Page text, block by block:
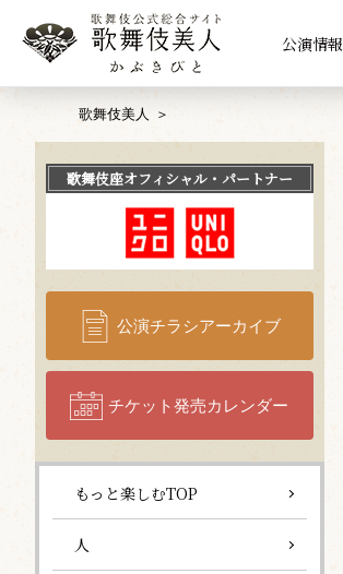
公演情報
歌舞伎美人
歌舞伎座オフィシャル・パートナー
公演チラシアーカイブ
チケット発売カレンダー
もっと楽しむTOP
人